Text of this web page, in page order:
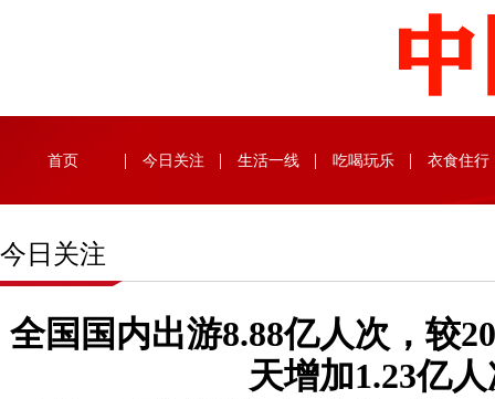
首页 今日关注 生活一线 吃喝玩乐 衣食住行
今日关注
全国国内出游8.88亿人次，较
天增加1.23亿